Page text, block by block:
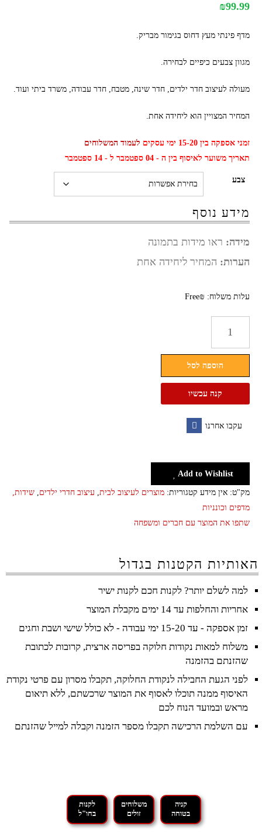
₪99.99
מדף פינתי מעץ דחוס בגימור מבריק.
מגוון צבעים כיפיים לבחירה.
מעולה לעיצוב חדר ילדים, חדר שינה, מטבח, חדר עבודה, משרד ביתי ועוד.
המחיר המצויין הוא ליחידה אחת.
זמני אספקה בין 15-20 ימי עסקים
לעמוד המשלוחים
תאריך משוער לאיסוף בין ה - 04 ספטמבר ל - 14 ספטמבר
צבע
מידע נוסף
מידה: ראו מידות בתמונה
הערות: המחיר ליחידה אחת
עלות משלוח: ₪Free
מדף
במגוון
הוספה לסל
קנה עכשיו
עקבו אחרנו
Add to Wishlist
מק"ט: אין מידע קטגוריות: מוצרים לעיצוב לבית עיצוב חדרי ילדים שידות,
מדפים וכונניות
שתפו את המוצר עם חברים ומשפחה
האותיות הקטנות בגדול
למה לשלם יותר? לקנות חכם לקנות ישיר
אחריות והחלפות עד 14 ימים מקבלת המוצר
זמן אספקה - עד 15-20 ימי עבודה - לא כולל שישי ושבת וחגים
משלוח למאות נקודות חלוקה בפריסה ארצית, קרובות לכתובת
שהזנתם בהזמנה
לפני הגעת החבילה לנקודת החלוקה, תקבלו מסרון עם פרטי נקודת
האיסוף ממנה תוכלו לאסוף את המוצר שרכשתם, ללא תיאום
מראש ובמועד הנוח לכם
עם השלמת הרכישה תקבלו מספר הזמנה וקבלה למייל שהזנתם
קניה
בטוחה
משלוחים
זולים
לקנות
בחו"ל